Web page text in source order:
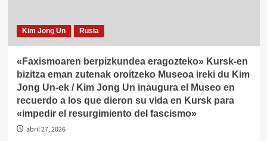
Kim Jong Un Rusia
«Faxismoaren berpizkundea eragozteko» Kursk-en
bizitza eman zutenak oroitzeko Museoa ireki du Kim
Jong Un-ek / Kim Jong Un inaugura el Museo en
recuerdo a los que dieron su vida en Kursk para
«impedir el resurgimiento del fascismo»
abril 27, 2026